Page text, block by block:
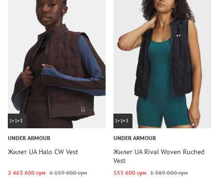
1+1=3
UNDER ARMOUR
Жилет UA Halo CW Vest
2 463 600 сум 6 159 000 сум
1+1=3
UNDER ARMOUR
Жилет UA Rival Woven Ruched
Vest
555 600 сум 1 389 000 сум